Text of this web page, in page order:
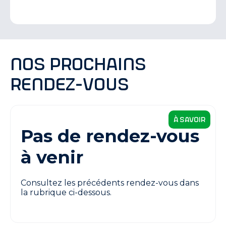
Nos prochains
rendez-vous
Pas de rendez-vous
à venir
Consultez les précédents rendez-vous dans
la rubrique ci-dessous.
à savoir